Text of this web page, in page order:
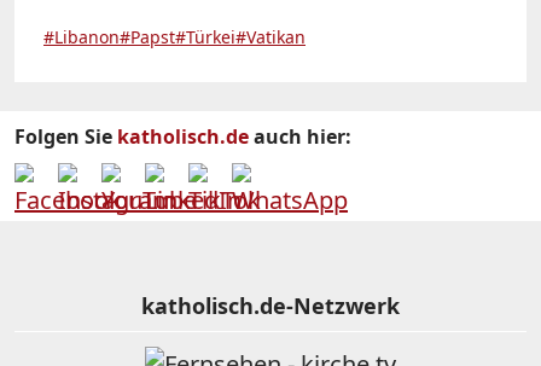
#Libanon#Papst#Türkei#Vatikan
Folgen Sie katholisch.deauch hier:
katholisch.de-Netzwerk